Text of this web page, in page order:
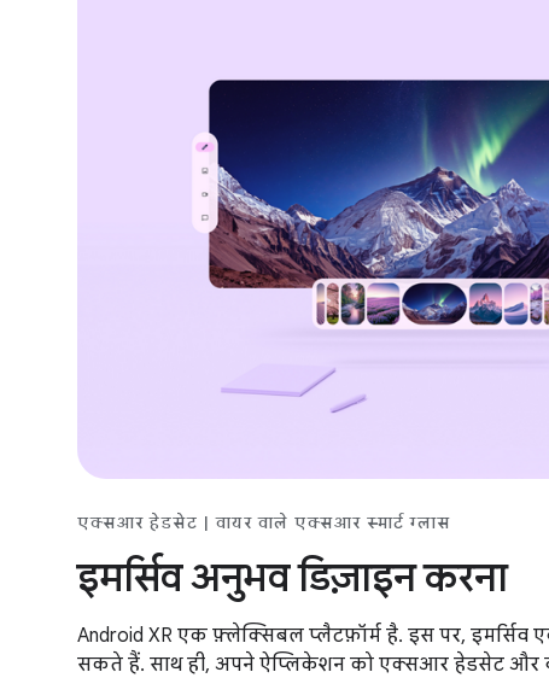
एक्सआर हेडसेट | वायर वाले एक्सआर स्मार्ट ग्लास
इमर्सिव अनुभव डिज़ाइन करना
Android XR एक फ़्लेक्सिबल प्लैटफ़ॉर्म है. इस पर, इमर्सिव
सकते हैं. साथ ही, अपने ऐप्लिकेशन को एक्सआर हेडसेट और